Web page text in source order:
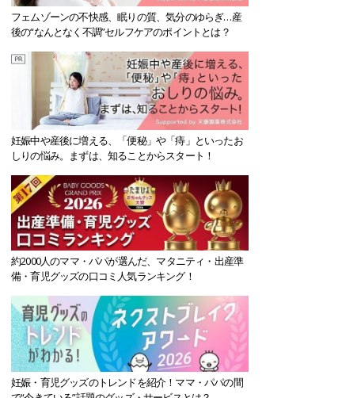
フェムゾーンの不快感、眠りの質、気分のゆらぎ…産
後の“なんとなく不調”セルフケアのポイントとは？
妊娠中や産後に増える、「便秘」や「痔」といったお
しりの悩み。まずは、知ることからスタート！
約2000人のママ・パパが選んだ、マタニティ・出産準
備・育児グッズの口コミ人気ランキング！
妊娠・育児グッズのトレンドを紹介！ママ・パパの間